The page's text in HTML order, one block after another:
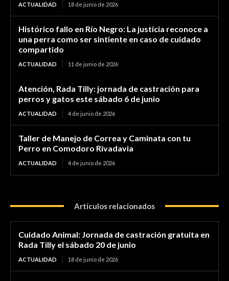
ACTUALIDAD 18 de junio de 2026
Histórico fallo en Río Negro: La justicia reconoce a
una perra como ser sintiente en caso de cuidado
compartido
ACTUALIDAD 11 de junio de 2026
Atención, Rada Tilly: jornada de castración para
perros y gatos este sábado 6 de junio
ACTUALIDAD 4 de junio de 2026
Taller de Manejo de Correa y Caminata con tu
Perro en Comodoro Rivadavia
ACTUALIDAD 4 de junio de 2026
Artículos relacionados
Cuidado Animal: Jornada de castración gratuita en
Rada Tilly el sábado 20 de junio
ACTUALIDAD 18 de junio de 2026